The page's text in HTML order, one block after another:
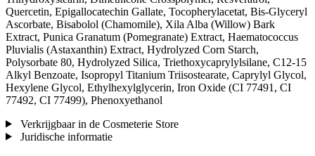
Quercetin, Epigallocatechin Gallate, Tocopherylacetat, Bis-Glyceryl
Ascorbate, Bisabolol (Chamomile), Xila Alba (Willow) Bark
Extract, Punica Granatum (Pomegranate) Extract, Haematococcus
Pluvialis (Astaxanthin) Extract, Hydrolyzed Corn Starch,
Polysorbate 80, Hydrolyzed Silica, Triethoxycaprylylsilane, C12-15
Alkyl Benzoate, Isopropyl Titanium Triisostearate, Caprylyl Glycol,
Hexylene Glycol, Ethylhexylglycerin, Iron Oxide (CI 77491, CI
77492, CI 77499), Phenoxyethanol
Verkrijgbaar in de Cosmeterie Store
Juridische informatie